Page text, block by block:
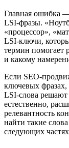
Главная ошибка
LSI-фразы.
«процессор»,
LSI-ключи,
термин помогает
и какому
Если SEO-
ключевых фразах,
LSI-слова решают
естественно,
релевантность
найти такие
следующих частях